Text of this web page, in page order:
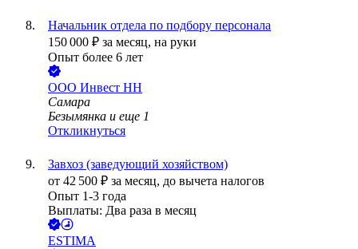
Начальник отдела по подбору персонала
150 000 ₽ за месяц, на руки
Опыт более 6 лет
ООО Инвест НН
Самара
Безымянка и еще 1
Откликнуться
Завхоз (заведующий хозяйством)
от 42 500 ₽ за месяц, до вычета налогов
Опыт 1-3 года
Выплаты: Два раза в месяц
ESTIMA